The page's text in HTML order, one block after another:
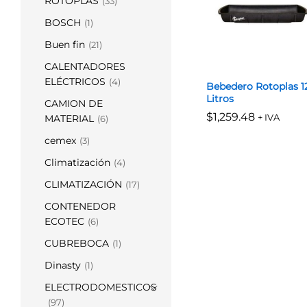
Bebedero Rotoplas
Litros
$1,259.48 + IVA
$1,259.48
BOSCH (1)
Buen fin (21)
CALENTADORES
ELÉCTRICOS (4)
CAMION DE
MATERIAL (6)
cemex (3)
Climatización (4)
CLIMATIZACIÓN (17)
CONTENEDOR
ECOTEC (6)
CUBREBOCA (1)
Dinasty (1)
ELECTRODOMESTICOS
(97)